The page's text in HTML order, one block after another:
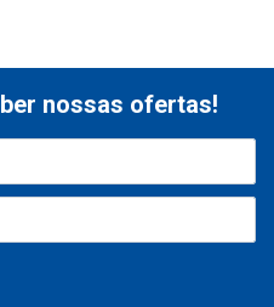
nossas ofertas!